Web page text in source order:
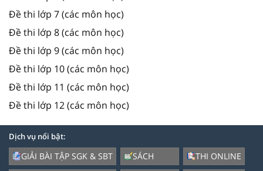
Đề thi lớp 7 (các môn học)
Đề thi lớp 8 (các môn học)
Đề thi lớp 9 (các môn học)
Đề thi lớp 10 (các môn học)
Đề thi lớp 11 (các môn học)
Đề thi lớp 12 (các môn học)
Dịch vụ nổi bật:
GIẢI BÀI TẬP SGK & SBT
SÁCH
THI ONLINE